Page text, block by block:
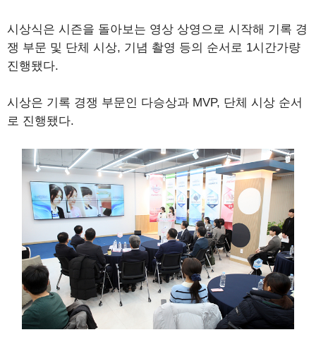
시상식은 시즌을 돌아보는 영상 상영으로 시작해 기록 경
쟁 부문 및 단체 시상, 기념 촬영 등의 순서로 1시간가량
진행됐다.
시상은 기록 경쟁 부문인 다승상과 MVP, 단체 시상 순서
로 진행됐다.